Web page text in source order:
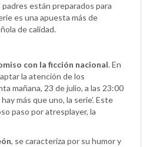
están preparados para
es una apuesta más de
de calidad.
con la ficción nacional. En
la atención de los
mañana, 23 de julio, a las 23:00
más que uno, la serie’. Este
paso por atresplayer, la
, se caracteriza por su humor y